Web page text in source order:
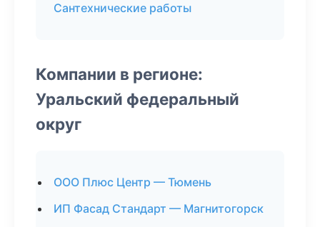
Сантехнические работы
Компании в регионе:
Уральский федеральный
округ
ООО Плюс Центр — Тюмень
ИП Фасад Стандарт — Магнитогорск